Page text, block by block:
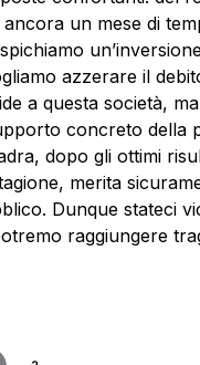
un mese di
azzerare il
a questa società,
concreto della
dopo gli ottimi
merita
Dunque stateci
raggiungere